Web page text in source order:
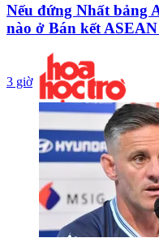
Nếu đứng Nhất bảng
nào ở Bán kết
3 giờ